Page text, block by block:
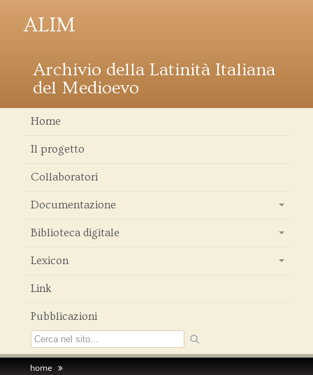
ALIM
Archivio della Latinità Italiana
del Medioevo
Home
Il progetto
Collaboratori
Documentazione
Biblioteca digitale
Lexicon
Link
Pubblicazioni
home